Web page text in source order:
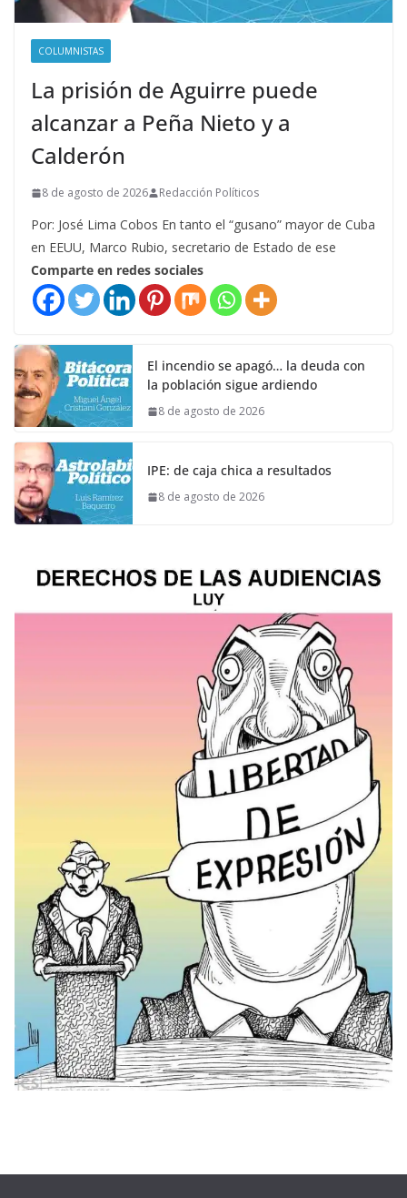
COLUMNISTAS
La prisión de Aguirre puede
alcanzar a Peña Nieto y a
Calderón
8 de agosto de 2026 Redacción Políticos
Por: José Lima Cobos En tanto el “gusano” mayor de Cuba
en EEUU, Marco Rubio, secretario de Estado de ese
Comparte en redes sociales
El incendio se apagó… la deuda con
la población sigue ardiendo
8 de agosto de 2026
IPE: de caja chica a resultados
8 de agosto de 2026